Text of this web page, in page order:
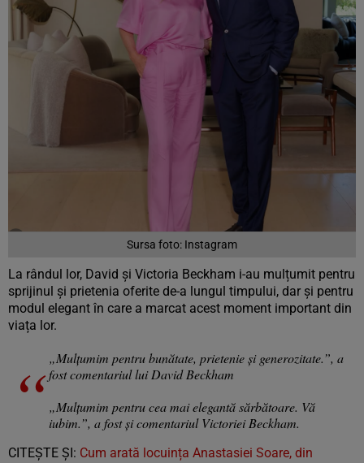
Sursa foto: Instagram
La rândul lor, David și Victoria Beckham i-au mulțumit pentru
sprijinul și prietenia oferite de-a lungul timpului, dar și pentru
modul elegant în care a marcat acest moment important din
viața lor.
„Mulțumim pentru bunătate, prietenie și generozitate.”, a
fost comentariul lui David Beckham
„Mulțumim pentru cea mai elegantă sărbătoare. Vă
iubim.”, a fost și comentariul Victoriei Beckham.
CITEȘTE ȘI: Cum arată locuința Anastasiei Soare, din